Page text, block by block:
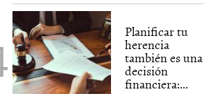
Planificar tu
herencia
también es una
decisión
financiera:...